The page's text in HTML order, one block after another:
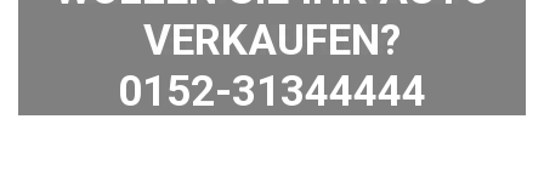
VERKAUFEN?
0152-31344444